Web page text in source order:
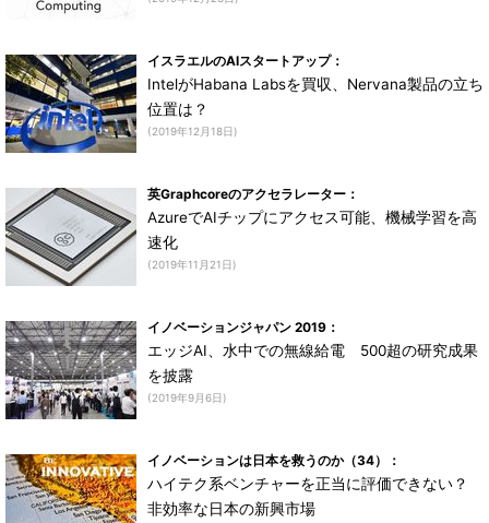
イスラエルのAIスタートアップ：
IntelがHabana Labsを買収、Nervana製品の立ち
位置は？
(2019年12月18日)
英Graphcoreのアクセラレーター：
AzureでAIチップにアクセス可能、機械学習を高
速化
(2019年11月21日)
イノベーションジャパン 2019：
エッジAI、水中での無線給電 500超の研究成果
を披露
(2019年9月6日)
イノベーションは日本を救うのか（34）：
ハイテク系ベンチャーを正当に評価できない？
非効率な日本の新興市場